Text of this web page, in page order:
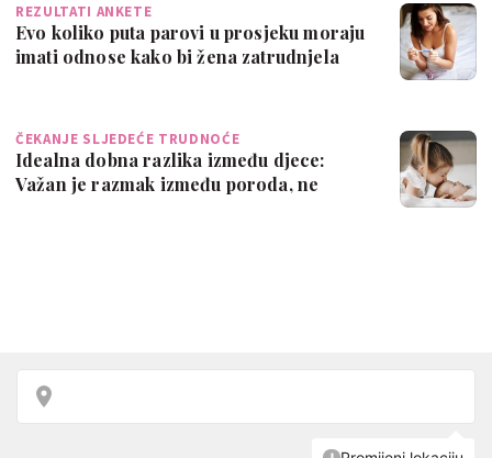
REZULTATI ANKETE
Evo koliko puta parovi u prosjeku moraju
imati odnose kako bi žena zatrudnjela
ČEKANJE SLJEDEĆE TRUDNOĆE
Idealna dobna razlika između djece:
Važan je razmak između poroda, ne